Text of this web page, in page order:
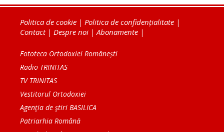
Politica de cookie | Politica de confidențialitate |
Contact| Despre noi | Abonamente |
Fototeca Ortodoxiei Românești
Radio TRINITAS
TV TRINITAS
Vestitorul Ortodoxiei
Agenţia de ştiri BASILICA
Patriarhia Română